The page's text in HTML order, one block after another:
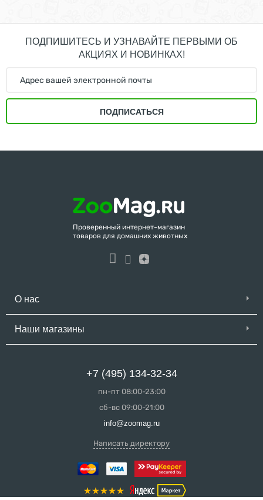
ПОДПИШИТЕСЬ И УЗНАВАЙТЕ ПЕРВЫМИ ОБ
АКЦИЯХ И НОВИНКАХ!
ПОДПИСАТЬСЯ
Проверенный интернет-магазин
товаров для домашних животных
О нас
Наши магазины
+7 (495) 134-32-34
пн-пт 08:00-23:00
сб-вс 09:00-21:00
info@zoomag.ru
Написать директору